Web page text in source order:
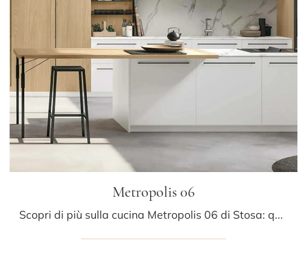
Metropolis 06
Scopri di più sulla cucina Metropolis 06 di Stosa: questa soluzione in Pet sarà la scelta ideale per te!